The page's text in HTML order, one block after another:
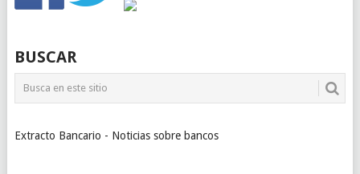
BUSCAR
Extracto Bancario - Noticias sobre bancos